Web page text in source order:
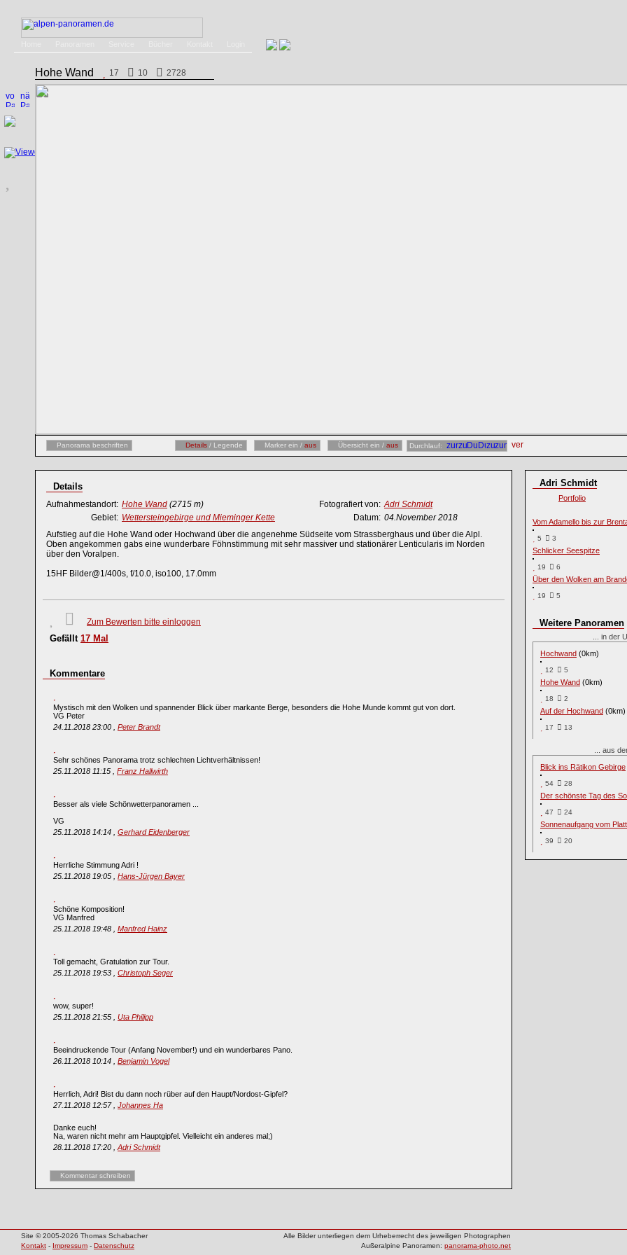
Hohe Wand 17 10 2728
Panorama beschriften Details / Legende Marker ein / aus Übersicht ein / aus Durchlauf:
Details
Aufnahmestandort: Hohe Wand (2715 m) Fotografiert von: Adri Schmidt
Gebiet: Wettersteingebirge und Mieminger Kette Datum: 04.November 2018
Aufstieg auf die Hohe Wand oder Hochwand über die angenehme Südseite vom Strassberghaus und über die Alpl.
Oben angekommen gabs eine wunderbare Föhnstimmung mit sehr massiver und stationärer Lenticularis im Norden
über den Voralpen.
15HF Bilder@1/400s, f/10.0, iso100, 17.0mm
Zum Bewerten bitte einloggen
Gefällt 17 Mal
Kommentare
Mystisch mit den Wolken und spannender Blick über markante Berge, besonders die Hohe Munde kommt gut von dort.
VG Peter
24.11.2018 23:00 , Peter Brandt
Sehr schönes Panorama trotz schlechten Lichtverhältnissen!
25.11.2018 11:15 , Franz Hallwirth
Besser als viele Schönwetterpanoramen ...
VG
25.11.2018 14:14 , Gerhard Eidenberger
Herrliche Stimmung Adri !
25.11.2018 19:05 , Hans-Jürgen Bayer
Schöne Komposition!
VG Manfred
25.11.2018 19:48 , Manfred Hainz
Toll gemacht, Gratulation zur Tour.
25.11.2018 19:53 , Christoph Seger
wow, super!
25.11.2018 21:55 , Uta Philipp
Beeindruckende Tour (Anfang November!) und ein wunderbares Pano.
26.11.2018 10:14 , Benjamin Vogel
Herrlich, Adri! Bist du dann noch rüber auf den Haupt/Nordost-Gipfel?
27.11.2018 12:57 , Johannes Ha
Danke euch!
Na, waren nicht mehr am Hauptgipfel. Vielleicht ein anderes mal;)
28.11.2018 17:20 , Adri Schmidt
Kommentar schreiben
Adri Schmidt
Portfolio
Vom Adamello bis zur
5 3
Schlicker Seespitze
19 6
Über den Wolken am
19 5
Weitere Panoramen
... in der
Hochwand (0km)
12 5
Hohe Wand (0km)
18 2
Auf der Hochwand (0km)
17 13
... aus
Blick ins Rätikon Gebirge
54 28
Der schönste Tag des
47 24
Sonnenaufgang vom
39 20
Site © 2005-2026 Thomas Schabacher
Alle Bilder unterliegen dem Urheberrecht des jeweiligen Photographen
Kontakt - Impressum - Datenschutz Außeralpine Panoramen: panorama-photo.net